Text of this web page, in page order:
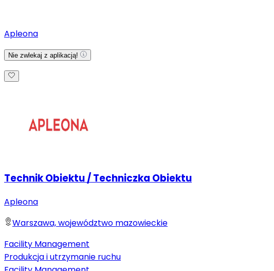
Apleona
Nie zwlekaj z aplikacją!
Technik Obiektu / Techniczka Obiektu
Apleona
Warszawa, województwo mazowieckie
Facility Management
Produkcja i utrzymanie ruchu